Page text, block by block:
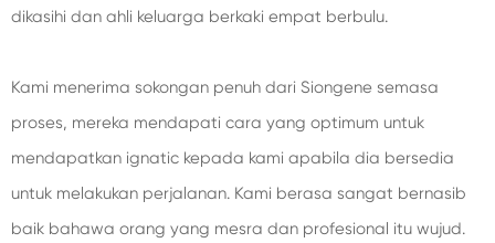
dikasihi dan ahli keluarga berkaki empat berbulu.
Kami menerima sokongan penuh dari Siongene semasa
proses, mereka mendapati cara yang optimum untuk
mendapatkan ignatic kepada kami apabila dia bersedia
untuk melakukan perjalanan. Kami berasa sangat bernasib
baik bahawa orang yang mesra dan profesional itu wujud.